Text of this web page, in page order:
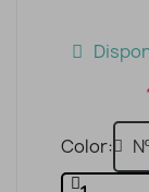
Color